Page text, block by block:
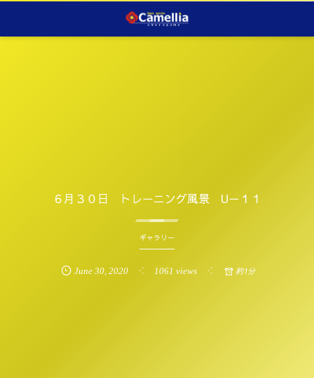
６月３０日 トレーニング風景 U－１１
ギャラリー
June 30, 2020 1061 views 約1分